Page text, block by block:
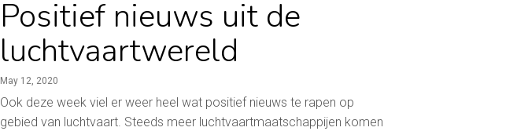
Positief nieuws uit de
luchtvaartwereld
May 12, 2020
Ook deze week viel er weer heel wat positief nieuws te rapen op
gebied van luchtvaart. Steeds meer luchtvaartmaatschappijen komen